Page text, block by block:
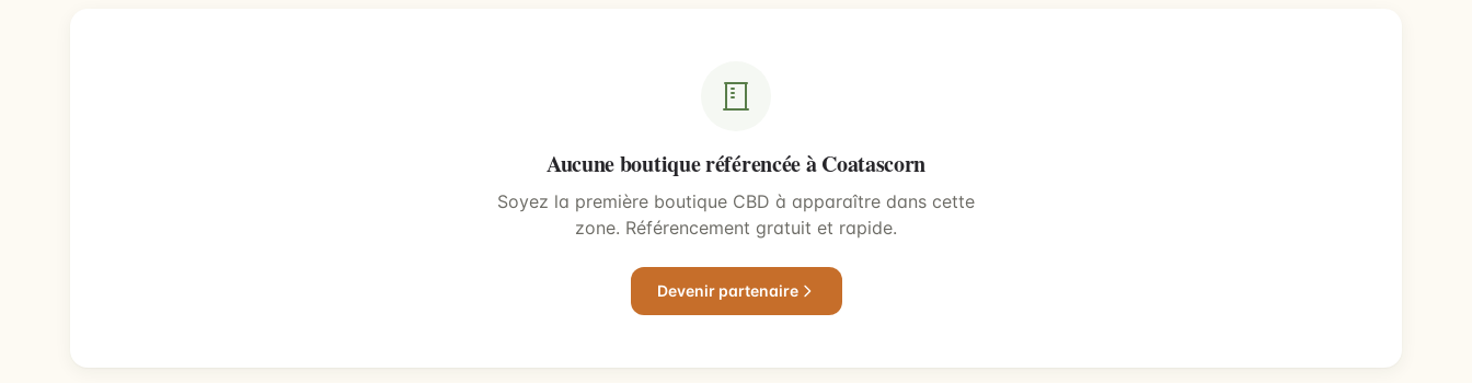
Aucune boutique référencée à Coatascorn
Soyez la première boutique CBD à apparaître dans cette
zone. Référencement gratuit et rapide.
Devenir partenaire